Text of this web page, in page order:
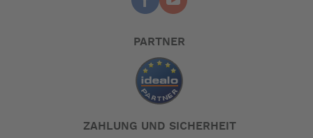
PARTNER
ZAHLUNG UND SICHERHEIT